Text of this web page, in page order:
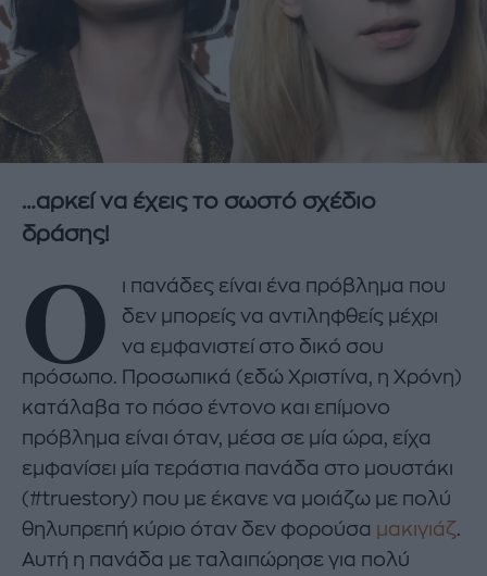
…αρκεί να έχεις το σωστό σχέδιο
δράσης!
Ο
ι πανάδες είναι ένα πρόβλημα που
δεν μπορείς να αντιληφθείς μέχρι
να εμφανιστεί στο δικό σου
πρόσωπο. Προσωπικά (εδώ Χριστίνα, η Χρόνη)
κατάλαβα το πόσο έντονο και επίμονο
πρόβλημα είναι όταν, μέσα σε μία ώρα, είχα
εμφανίσει μία τεράστια πανάδα στο μουστάκι
(#truestory) που με έκανε να μοιάζω με πολύ
θηλυπρεπή κύριο όταν δεν φορούσα μακιγιάζ.
Αυτή η πανάδα με ταλαιπώρησε για πολύ